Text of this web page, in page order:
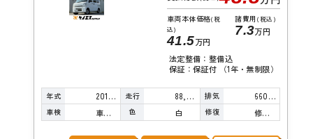
車両本体価格(税
込)
41.5万円
諸費用 (税込)
7.3万円
法定整備：整備込
保証：保証付 （1年・無制限）
年式 2016年 走行 88,000km 排気 660cc
車検 車検整備付 色 白 修復 修復歴無し